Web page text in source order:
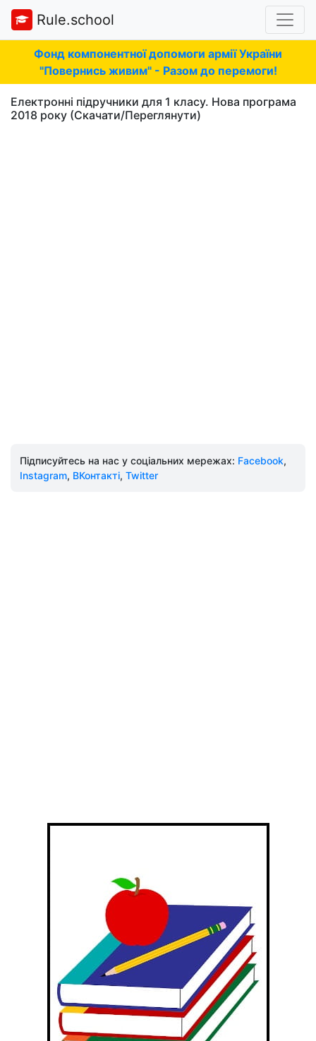
Rule.school
Фонд компонентної допомоги армії України
"Повернись живим" - Разом до перемоги!
Електронні підручники для 1 класу. Нова програма
2018 року (Скачати/Переглянути)
Підписуйтесь на нас у соціальних мережах: Facebook,
Instagram, ВКонтакті, Twitter